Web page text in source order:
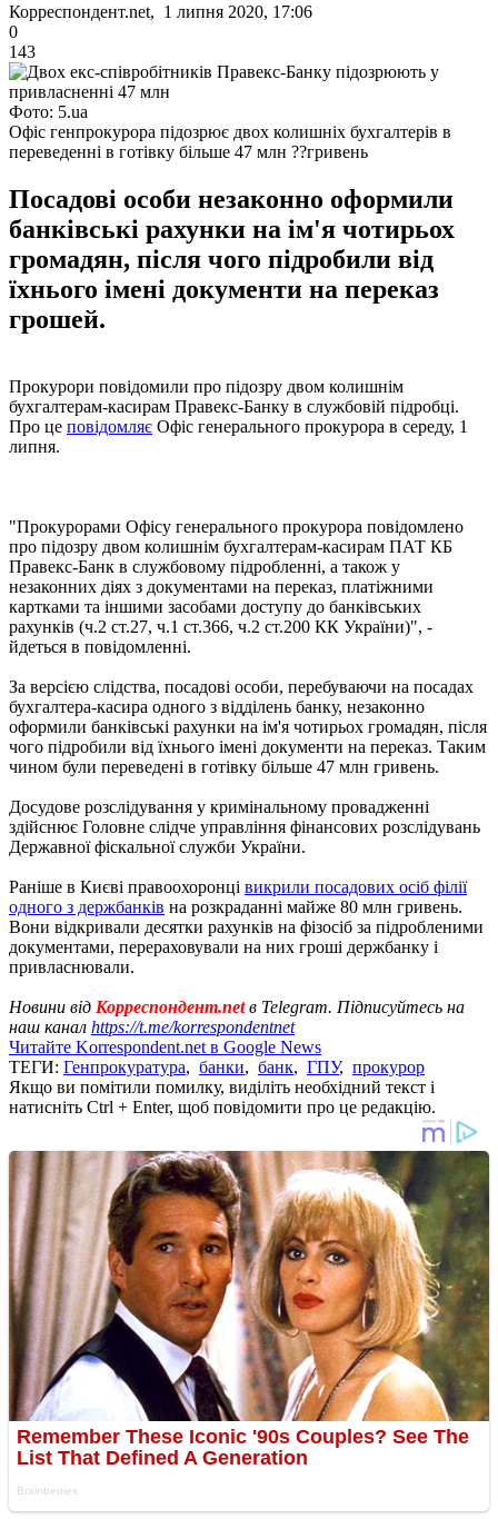
Корреспондент.net, 1 липня 2020, 17:06
0
143
Фото: 5.ua
Офіс генпрокурора підозрює двох колишніх бухгалтерів в
переведенні в готівку більше 47 млн ??гривень
Посадові особи незаконно оформили
банківські рахунки на ім'я чотирьох
громадян, після чого підробили від
їхнього імені документи на переказ
грошей.
Прокурори повідомили про підозру двом колишнім
бухгалтерам-касирам Правекс-Банку в службовій підробці.
Про це повідомляє Офіс генерального прокурора в середу, 1
липня.
"Прокурорами Офісу генерального прокурора повідомлено
про підозру двом колишнім бухгалтерам-касирам ПАТ КБ
Правекс-Банк в службовому підробленні, а також у
незаконних діях з документами на переказ, платіжними
картками та іншими засобами доступу до банківських
рахунків (ч.2 ст.27, ч.1 ст.366, ч.2 ст.200 КК України)", -
йдеться в повідомленні.
За версією слідства, посадові особи, перебуваючи на посадах
бухгалтера-касира одного з відділень банку, незаконно
оформили банківські рахунки на ім'я чотирьох громадян, після
чого підробили від їхнього імені документи на переказ. Таким
чином були переведені в готівку більше 47 млн ​​гривень.
Досудове розслідування у кримінальному провадженні
здійснює Головне слідче управління фінансових розслідувань
Державної фіскальної служби України.
Раніше в Києві правоохоронці викрили посадових осіб філії
одного з держбанків на розкраданні майже 80 млн гривень.
Вони відкривали десятки рахунків на фізосіб за підробленими
документами, перераховували на них гроші держбанку і
привласнювали.
Новини від Корреспондент.netв Telegram. Підписуйтесь на
наш канал https://t.me/korrespondentnet
Читайте Korrespondent.net в Google News
ТЕГИ: Генпрокуратура, банки, банк, ГПУ, прокурор
Якщо ви помітили помилку, виділіть необхідний текст і
натисніть Ctrl + Enter, щоб повідомити про це редакцію.